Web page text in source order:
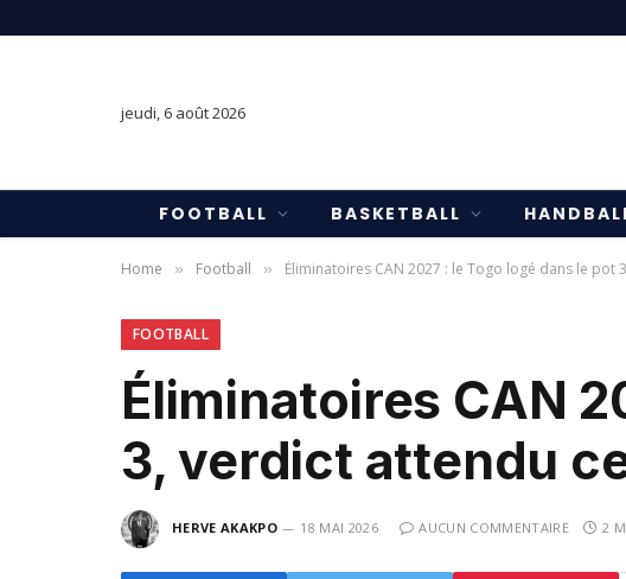
jeudi, 6 août 2026
FOOTBALL BASKETBALL
Home » Football » Éliminatoires CAN 2027 : le Togo logé dans le pot
FOOTBALL
Éliminatoires CAN
3, verdict attendu
HERVE AKAKPO 18 MAI 2026 AUCUN COMMENTAIRE 2